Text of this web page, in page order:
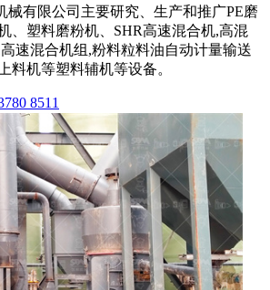
械有限公司主要研究、生产和推广PE磨
、塑料磨粉机、SHR高速混合机,高混
速混合机组,粉料粒料油自动计量输送
料机等塑料辅机等设备。
8511